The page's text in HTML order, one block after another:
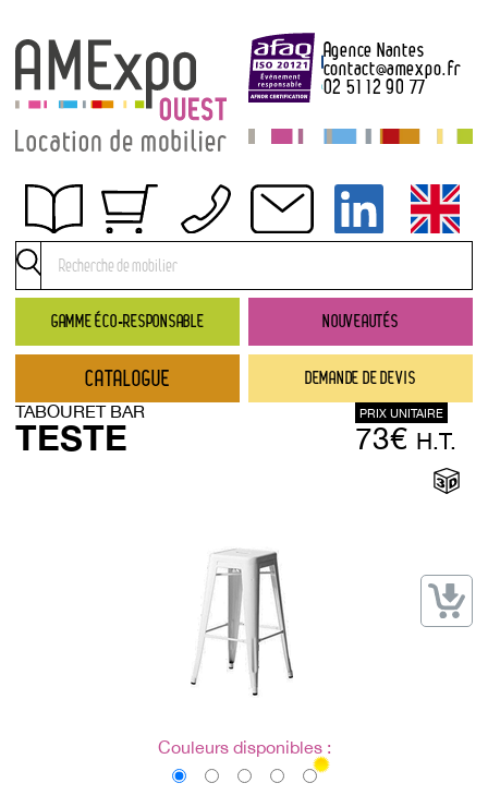
GAMME ÉCO-RESPONSABLE NOUVEAUTÉS
DEMANDE DE DEVIS
Agence Nantes
contact@amexpo.fr
02 51 12 90 77
Obtenir un devis
Conditions générales de location
Conditions de règlement
Catalogue
→ Nouveautés
→ Gamme éco-responsable
CATALOGUE
TABOURET BAR
TESTE
PRIX UNITAIRE
73€ H.T.
Couleurs disponibles :